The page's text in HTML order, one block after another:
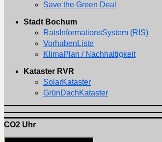
Save the Green Deal
Stadt Bochum
RatsInformationsSystem (RIS)
VorhabenListe
KlimaPlan / Nachhaltigkeit
Kataster RVR
SolarKataster
GrünDachKataster
CO2 Uhr